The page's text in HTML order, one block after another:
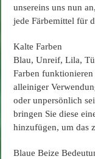
unsereins uns nun
jede Färbemittel für
Kalte Farben
Blau, Unreif, Lila,
Farben
alleiniger
oder unpersönlich
bringen Sie diese
hinzufügen, um das
Blaue Beize